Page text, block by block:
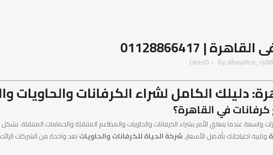
| 01128866417
by
0
Likes
دليلك الكامل لشراء الكرفانات والحاويات
واسعة عندما يتعلق الأمر بشراء الكرفانات والحاويات والمطاعم المتنقلة والحمامات المتنقلة.
وتلبية احتياجاتك بأفضل الأسعار.شركة الحياة للكرفانات والحاوياتتعد واحدة من الشركات